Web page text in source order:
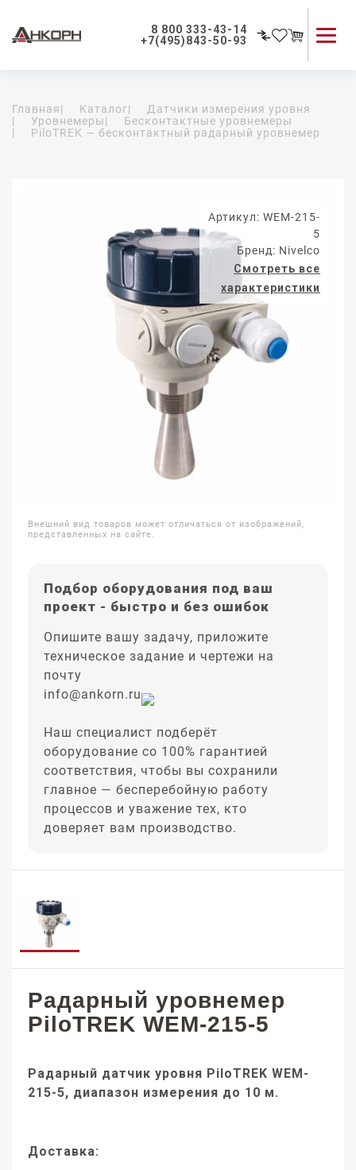
8 800 333-43-14
+7(495)843-50-93
Применение приборов
Как мы работаем
Главная| Каталог|
Датчики измерения уровня
|
Уровнемеры|
Бесконтактные уровнемеры
|
PiloTREK — бесконтактный радарный уровнемер
Артикул: WEM-215-
5
Бренд: Nivelco
Смотреть все
характеристики
Внешний вид товаров может отличаться от изображений,
представленных на сайте.
Подбор оборудования под ваш
проект - быстро и без ошибок
Опишите вашу задачу, приложите
техническое задание и чертежи на
почту
info@ankorn.ru
Наш специалист подберёт
оборудование со 100% гарантией
соответствия, чтобы вы сохранили
главное — бесперебойную работу
процессов и уважение тех, кто
доверяет вам производство.
Радарный уровнемер
PiloTREK WEM-215-5
Радарный датчик уровня PiloTREK WEM-
215-5, диапазон измерения до 10 м.
Доставка: